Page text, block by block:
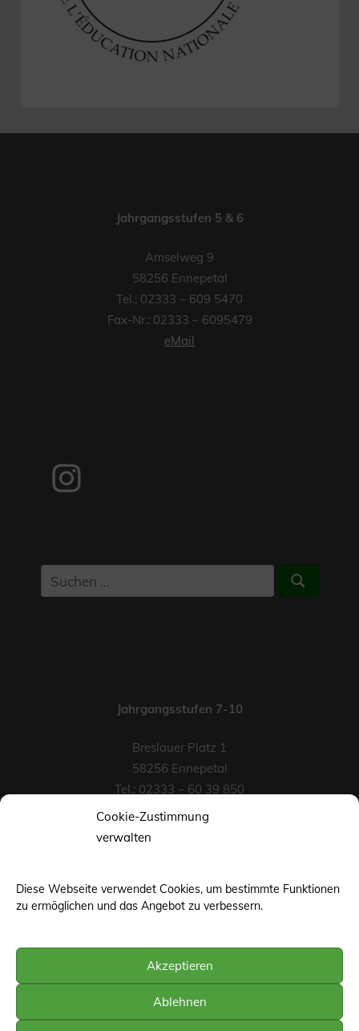
Cookie-Zustimmung
verwalten
Diese Webseite verwendet Cookies, um bestimmte Funktionen
zu ermöglichen und das Angebot zu verbessern.
Akzeptieren
Ablehnen
Jahrgangsstufen 5 & 6
Amselweg 9
58256 Ennepetal
Tel.: 02333 – 609 5470
Fax-Nr.: 02333 – 6095479
eMail
Instagram
Suchen
nach:
Suchen
Jahrgangsstufen 7-10
Breslauer Platz 1
58256 Ennepetal
Tel.: 02333 – 60 39 850
Fax-Nr.: 02333 – 60 39 852
©web-base.org | Wuppertal